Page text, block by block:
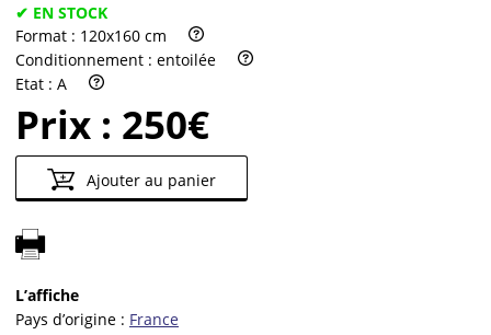
✔ EN STOCK
Format : 120x160 cm
Conditionnement : entoilée
Etat : A
Prix : 250€
Ajouter au panier
L’affiche
Pays d’origine : France